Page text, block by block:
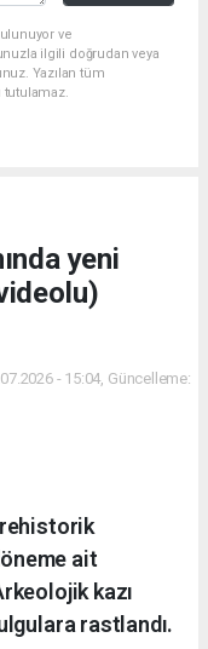
ve
ilgili doğrudan veya
Yazılan tüm
yeni
- 15:04, Güncelleme:
ait
kazı
rastlandı.